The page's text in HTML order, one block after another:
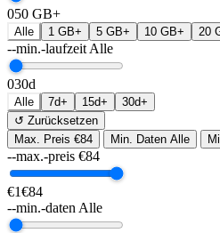
050 GB+
Alle 1 GB+ 5 GB+ 10 GB+ 20
--min.-laufzeit Alle
030d
Alle 7d+ 15d+
30d+
↺ Zurücksetzen
Max. Preis €84 Min. Daten Alle
--max.-preis €84
€1€84
--min.-daten Alle